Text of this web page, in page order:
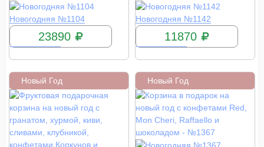
Новогодняя №1104
КУПИТЬ
23890
Новогодняя №1142
КУПИТЬ
11870
Новый Год Новый Год